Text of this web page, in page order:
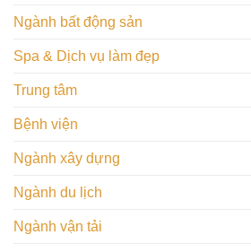
Ngành bất động sản
Spa & Dịch vụ làm đẹp
Trung tâm
Bệnh viện
Ngành xây dựng
Ngành du lịch
Ngành vận tải